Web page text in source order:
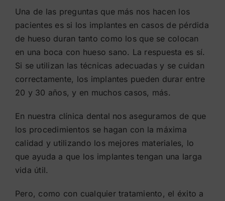
Una de las preguntas que más nos hacen los
pacientes es si los implantes en casos de pérdida
de hueso duran tanto como los que se colocan
en una boca con hueso sano. La respuesta es sí.
Si se utilizan las técnicas adecuadas y se cuidan
correctamente, los implantes pueden durar entre
20 y 30 años, y en muchos casos, más.
En nuestra clínica dental nos aseguramos de que
los procedimientos se hagan con la máxima
calidad y utilizando los mejores materiales, lo
que ayuda a que los implantes tengan una larga
vida útil.
Pero, como con cualquier tratamiento, el éxito a